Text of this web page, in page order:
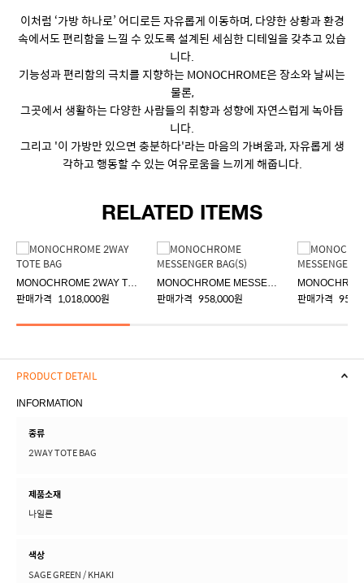
이처럼 ‘가방 하나로’ 어디로든 자유롭게 이동하며, 다양한 상황과 환경
속에서도 편리함을 느낄 수 있도록 설계된 세심한 디테일을 갖추고 있습
니다.
기능성과 편리함의 극치를 지향하는 MONOCHROME은 장소와 날씨는
물론,
그곳에서 생활하는 다양한 사람들의 취향과 성향에 자연스럽게 녹아듭
니다.
그리고 '이 가방만 있으면 충분하다'라는 마음의 가벼움과, 자유롭게 생
각하고 행동할 수 있는 여유로움을 느끼게 해줍니다.
RELATED ITEMS
MONOCHROME 2WAY TOTE BAG
판매가격 1,018,000원
MONOCHROME MESSENGER BAG(S)
판매가격 958,000원 판매가격
PRODUCT DETAIL
INFORMATION
종류
2WAY TOTE BAG
제품소재
나일론
색상
SAGE GREEN / KHAKI